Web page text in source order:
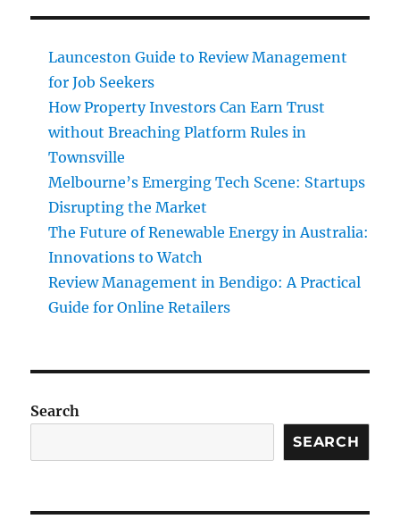
Launceston Guide to Review Management
for Job Seekers
How Property Investors Can Earn Trust
without Breaching Platform Rules in
Townsville
Melbourne’s Emerging Tech Scene: Startups
Disrupting the Market
The Future of Renewable Energy in Australia:
Innovations to Watch
Review Management in Bendigo: A Practical
Guide for Online Retailers
Search
SEARCH